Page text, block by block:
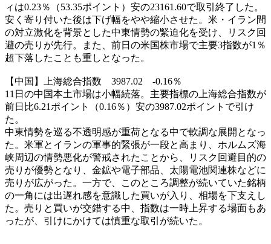
ィは0.23％（53.35ポイント）安の23161.60で取引終了した。
安く寄り付いた後は下げ幅をやや縮小させた。米・イラン間
の対立激化を背景とした中東情勢の緊迫化を受け、リスク回
避の売りが先行。また、前日の米国株市場で主要3指数が1％
超下落したことも重しとなった。
【中国】上海総合指数 3987.02 -0.16％
11日の中国本土市場は小幅続落。主要指標の上海総合指数が
前日比6.21ポイント（0.16％）安の3987.02ポイントで引け
た。
中東情勢を巡る不透明感が重荷となる中で軟調な展開となっ
た。米軍とイランの軍事的緊張が一段と高まり、ホルムズ海
峡周辺の情勢悪化が警戒されたことから、リスク回避目的の
売りが優勢となり、金鉱や電子部品、太陽電池関連株などに
売りが広がった。一方で、このところ調整が続いていた銘柄
の一角には出遅れ感を意識した買いが入り、相場を下支えし
た。売りと買いが交錯する中、指数は一時上昇する場面もあ
ったが、引けにかけては慎重な取引が続いた。